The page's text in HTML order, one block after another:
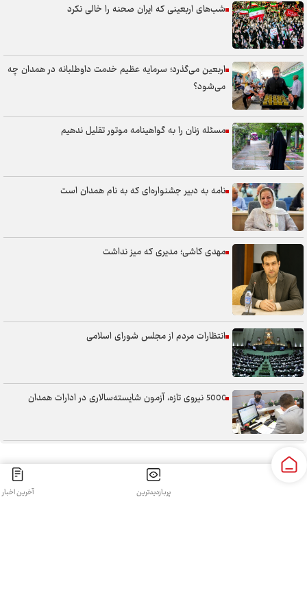
شب‌های اربعینی که ایران صحنه را خالی نکرد
اربعین می‌گذرد؛ سرمایه عظیم خدمت داوطلبانه در همدان چه
می‌شود؟
مسئله زنان را به گواهینامه موتور تقلیل ندهیم
نامه به دبیر جشنواره‌ای که به نام همدان است
مهدی کاشی؛ مدیری که میز نداشت
انتظارات مردم از مجلس شورای اسلامی
5000 نیروی تازه، آزمون شایسته‌سالاری در ادارات همدان
پربازدیدترین آخرین اخبار